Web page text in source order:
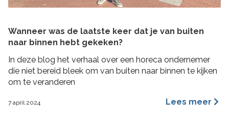
Wanneer was de laatste keer dat je van buiten
naar binnen hebt gekeken?
In deze blog het verhaal over een horeca ondernemer
die niet bereid bleek om van buiten naar binnen te kijken
om te veranderen
7 april 2024 Lees meer